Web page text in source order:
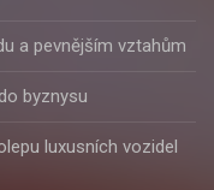
a pevnějším vztahům
byznysu
luxusních vozidel